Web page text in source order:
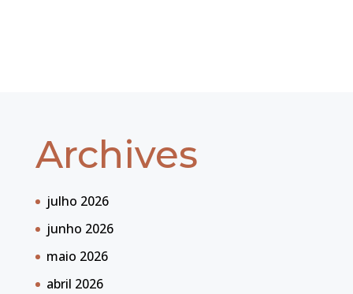
Archives
julho 2026
junho 2026
maio 2026
abril 2026